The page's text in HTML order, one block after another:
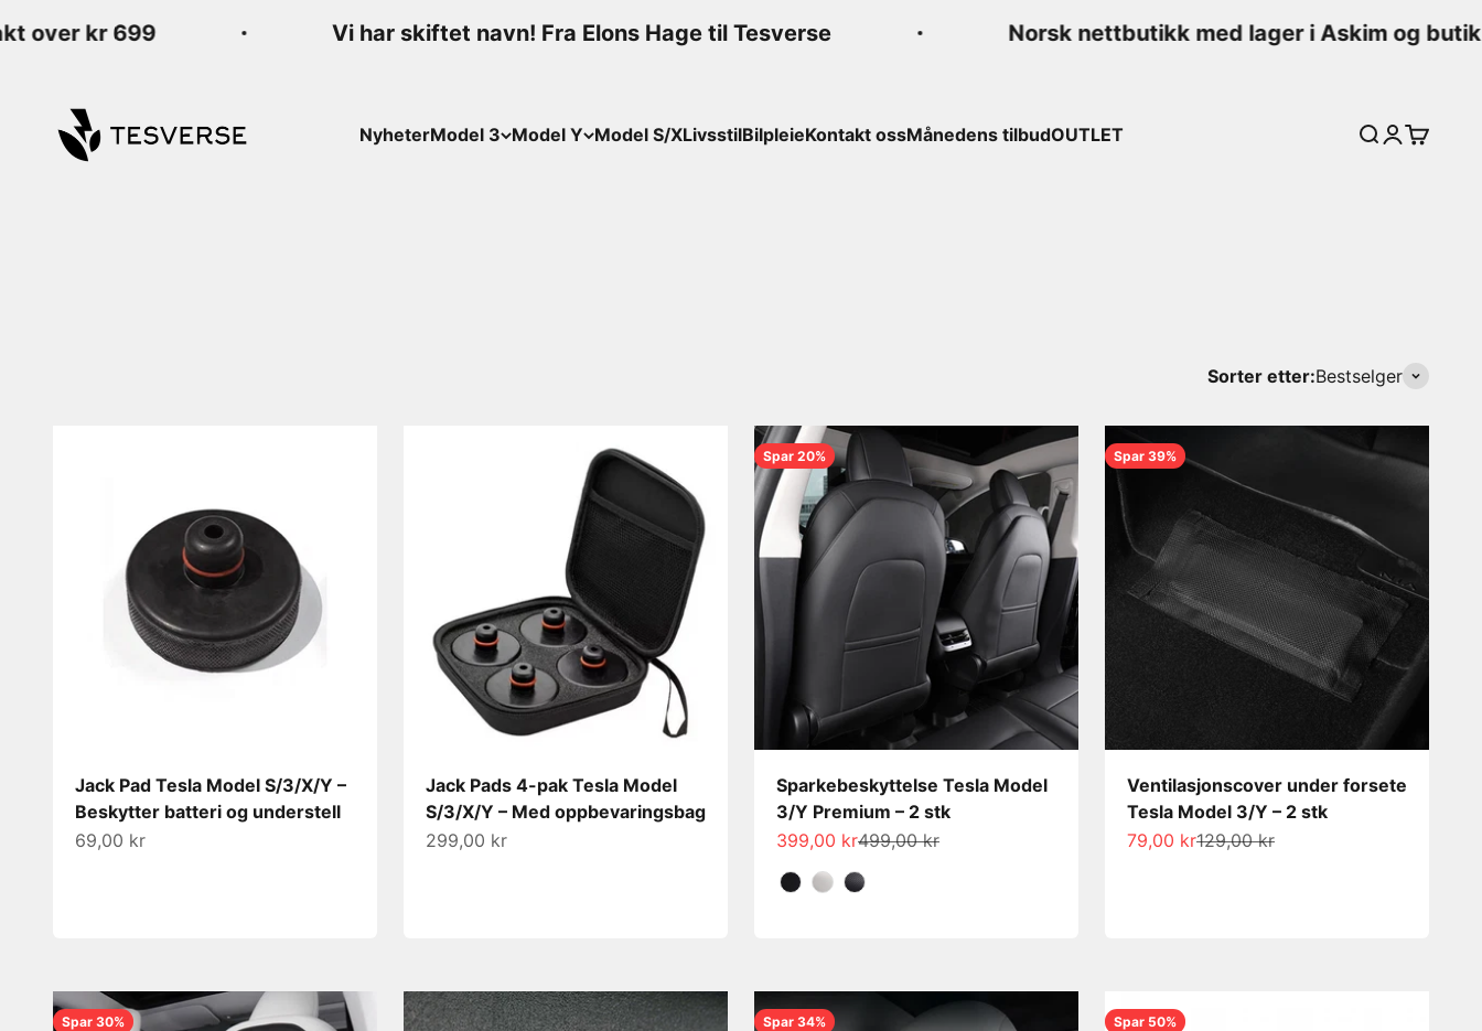
kr 699 Vi har skiftet navn! Fra Elons Hage til Tesverse Norsk nettbutikk med lager i Askim og butikk i
NyheterModel 3 Model Y Model S/XLivsstilBilpleieKontakt ossMånedens tilbudOUTLET
Tesverse
SøkLogg inn
Sorter etter:Bestselger
Jack Pad Tesla Model S/3/X/Y –
Beskytter batteri og understell
Salgspris
69,00 kr
Jack Pads 4-pak Tesla Model
S/3/X/Y – Med oppbevaringsbag
Salgspris
299,00 kr
Spar 20%
Sparkebeskyttelse Tesla Model
3/Y Premium – 2 stk
Salgspris
399,00 krNormalpris
499,00 kr
Farge
Spar 39%
Ventilasjonscover under forsete
Tesla Model 3/Y – 2 stk
Salgspris
79,00 krNormalpris
129,00 kr
Spar 30% Spar 34% Spar 50%